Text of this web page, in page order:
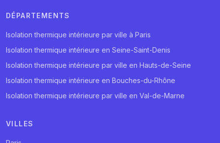
DÉPARTEMENTS
Isolation thermique intérieure par ville à Paris
Isolation thermique intérieure en Seine-Saint-Denis
Isolation thermique intérieure par ville en Hauts-de-Seine
Isolation thermique intérieure en Bouches-du-Rhône
Isolation thermique intérieure par ville en Val-de-Marne
VILLES